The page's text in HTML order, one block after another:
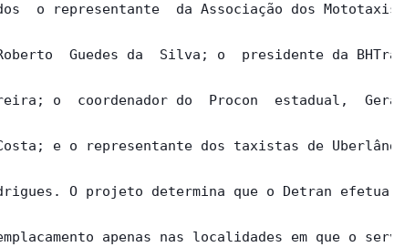
o representante  da Associação dos Mototaxistas
Guedes da  Silva; o  presidente da BHTrans,
o  coordenador do  Procon  estadual,  Geraldo
e o representante dos taxistas de Uberlândia,
O projeto determina que o Detran efetuará o
apenas nas localidades em que o serviço